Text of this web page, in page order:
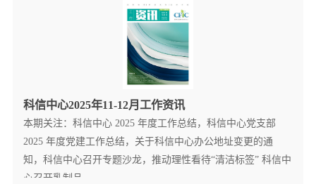
科信中心2025年11-12月工作资讯
本期关注：科信中心 2025 年度工作总结，科信中心党支部
2025 年度党建工作总结，关于科信中心办公地址变更的通
知，科信中心召开专题沙龙，推动理性看待“清洁标签” 科信中
心召开乳制品...